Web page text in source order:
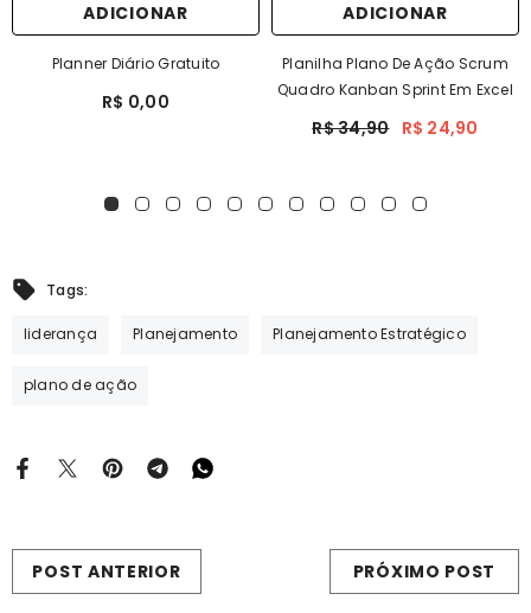
ADICIONAR
Planner Diário Gratuito
R$ 0,00
ADICIONAR
Planilha Plano De Ação Scrum
Quadro Kanban Sprint Em Excel
R$ 34,90 R$ 24,90
Tags:
liderança Planejamento Planejamento Estratégico
plano de ação
POST ANTERIOR PRÓXIMO POST